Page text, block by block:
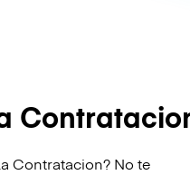
Contratacion? No te